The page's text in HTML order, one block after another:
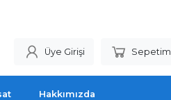
Üye Girişi Sepetim
Hakkımızda